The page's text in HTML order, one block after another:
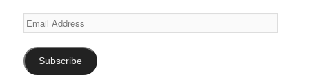
Email
Address
Subscribe